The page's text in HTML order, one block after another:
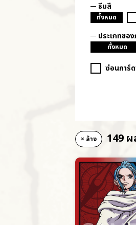
ธีมสี
ทั้งหมด
ประเภทขอ
ทั้งหมด
ซ่อนการ์
× ล้าง 149